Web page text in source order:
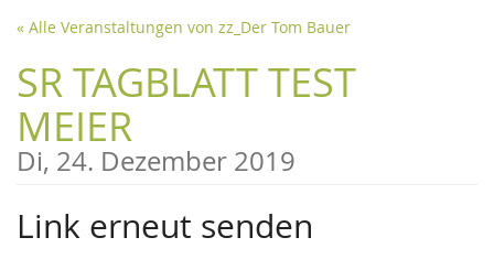
Zum
Inhalt
springen
« Alle Veranstaltungen von zz_Der Tom Bauer
SR TAGBLATT TEST
MEIER
Di, 24. Dezember 2019
Link erneut senden